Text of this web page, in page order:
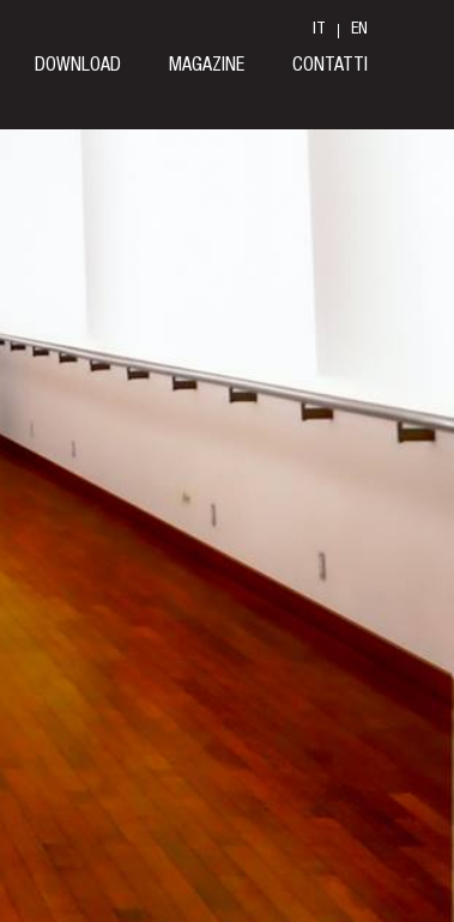
DOWNLOAD MAGAZINE CONTATTI
IT EN